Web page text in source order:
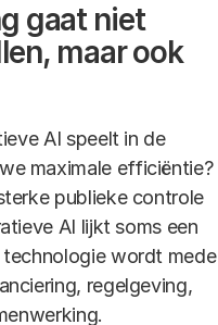
gaat niet
maar ook
AI speelt in de
maximale efficiëntie?
publieke controle
AI lijkt soms een
wordt mede
regelgeving,